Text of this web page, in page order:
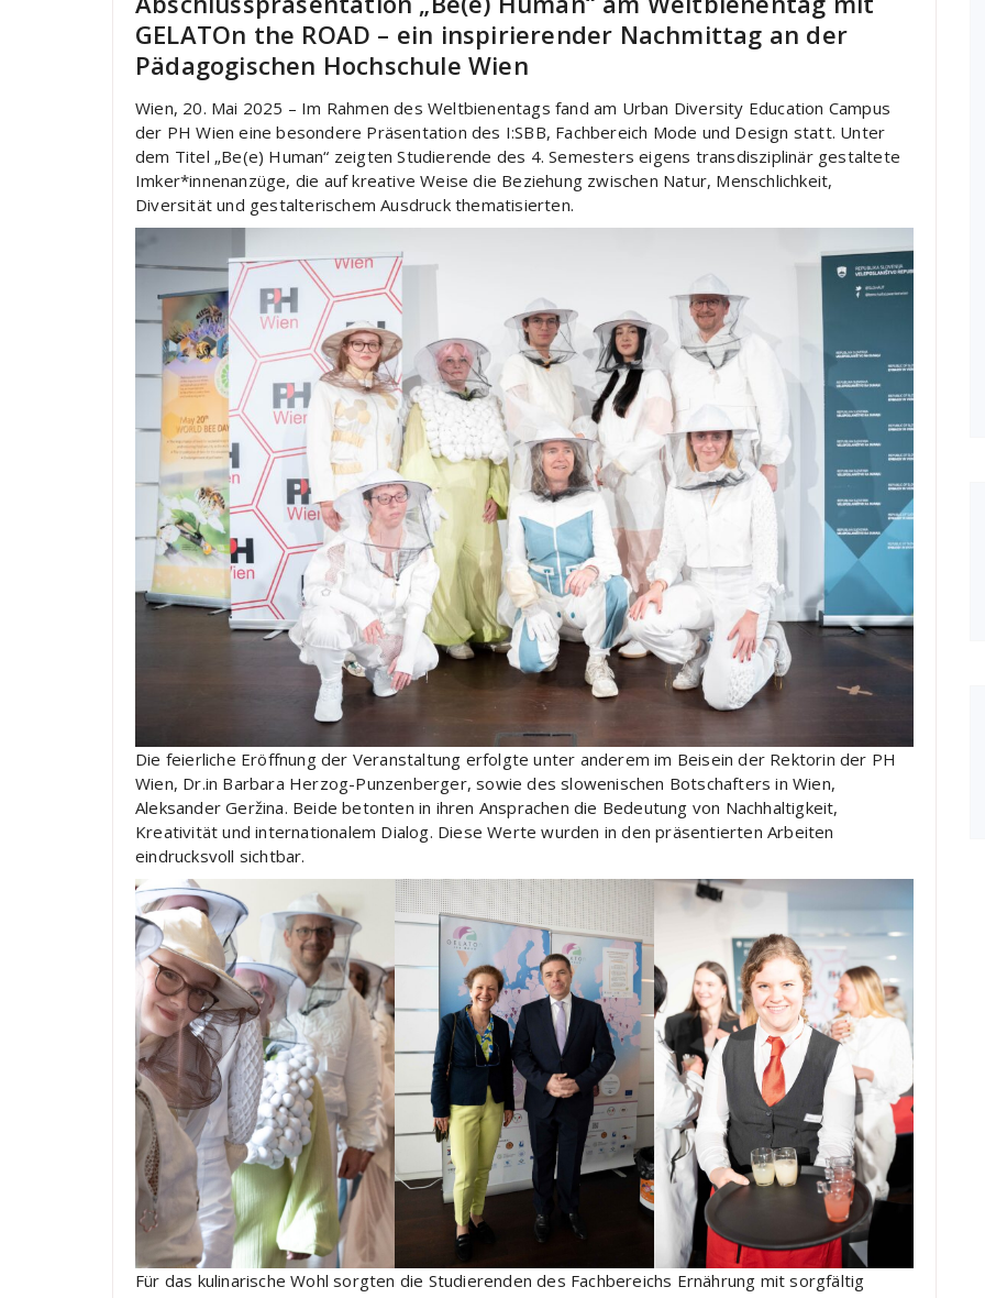
GELATOn the ROAD – ein inspirierender Nachmittag an der
Pädagogischen Hochschule Wien
Wien, 20. Mai 2025 – Im Rahmen des Weltbienentags fand am Urban Diversity Education Campus
der PH Wien eine besondere Präsentation des I:SBB, Fachbereich Mode und Design statt. Unter
dem Titel „Be(e) Human“ zeigten Studierende des 4. Semesters eigens transdisziplinär gestaltete
Imker*innenanzüge, die auf kreative Weise die Beziehung zwischen Natur, Menschlichkeit,
Diversität und gestalterischem Ausdruck thematisierten.
Die feierliche Eröffnung der Veranstaltung erfolgte unter anderem im Beisein der Rektorin der PH
Wien, Dr.in Barbara Herzog-Punzenberger, sowie des slowenischen Botschafters in Wien,
Aleksander Geržina. Beide betonten in ihren Ansprachen die Bedeutung von Nachhaltigkeit,
Kreativität und internationalem Dialog. Diese Werte wurden in den präsentierten Arbeiten
eindrucksvoll sichtbar.
Für das kulinarische Wohl sorgten die Studierenden des Fachbereichs Ernährung mit sorgfältig